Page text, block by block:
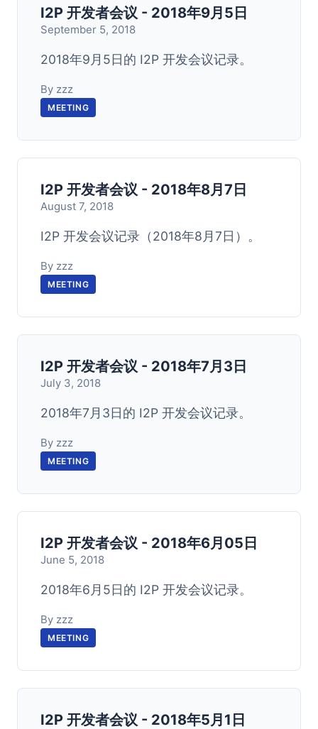
I2P 开发者会议 - 2018年9月5日
September 5, 2018
2018年9月5日的 I2P 开发会议记录。
By zzz
MEETING
I2P 开发者会议 - 2018年8月7日
August 7, 2018
I2P 开发会议记录（2018年8月7日）。
By zzz
MEETING
I2P 开发者会议 - 2018年7月3日
July 3, 2018
2018年7月3日的 I2P 开发会议记录。
By zzz
MEETING
I2P 开发者会议 - 2018年6月05日
June 5, 2018
2018年6月5日的 I2P 开发会议记录。
By zzz
MEETING
I2P 开发者会议 - 2018年5月1日